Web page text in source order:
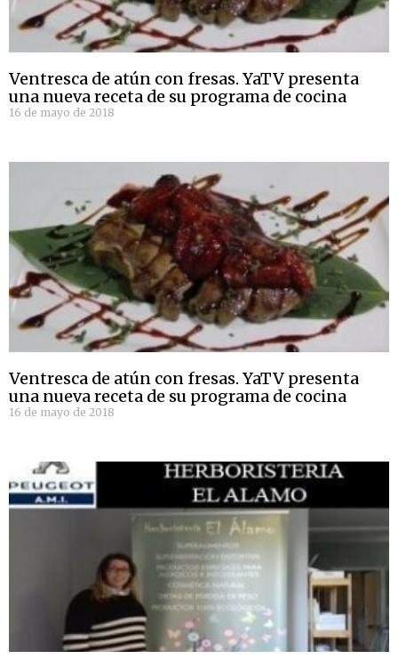
Ventresca de atún con fresas. YaTV presenta
una nueva receta de su programa de cocina
16 de mayo de 2018
Ventresca de atún con fresas. YaTV presenta
una nueva receta de su programa de cocina
16 de mayo de 2018